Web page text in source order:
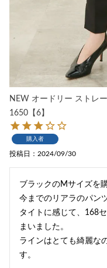
NEW オードリー ストレ
1650【6】
購入者
投稿日 2024/09/30
ブラックのMサイズを
今までのリアラのパン
タイトに感じて、168
まいました。
ラインはとても綺麗な
す。